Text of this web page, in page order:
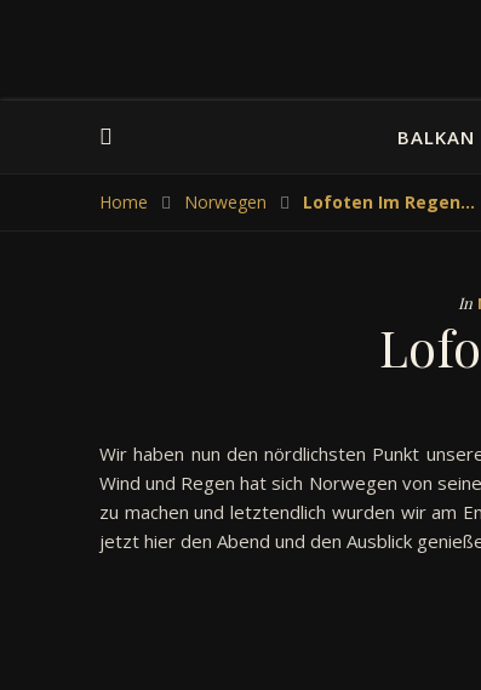
Home Norwegen Lofoten Im Regen…
In
Wir haben nun den nördlichsten Punkt
Wind und Regen hat sich Norwegen von
zu machen und letztendlich wurden wir am
jetzt hier den Abend und den Ausblick